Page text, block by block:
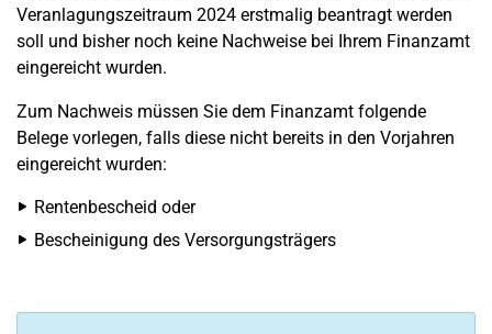
Veranlagungszeitraum 2024 erstmalig beantragt werden
soll und bisher noch keine Nachweise bei Ihrem Finanzamt
eingereicht wurden.
Zum Nachweis müssen Sie dem Finanzamt folgende
Belege vorlegen, falls diese nicht bereits in den Vorjahren
eingereicht wurden:
Rentenbescheid oder
Bescheinigung des Versorgungsträgers